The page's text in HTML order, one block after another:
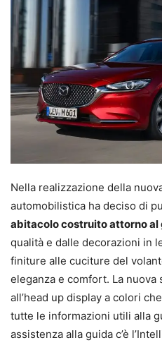
Nella realizzazione della
automobilistica ha deciso di
abitacolo costruito attorno al
qualità e dalle decorazioni in
finiture alle cuciture del
eleganza e comfort. La
all’head up display a colori
tutte le informazioni utili alla
assistenza alla guida c’è